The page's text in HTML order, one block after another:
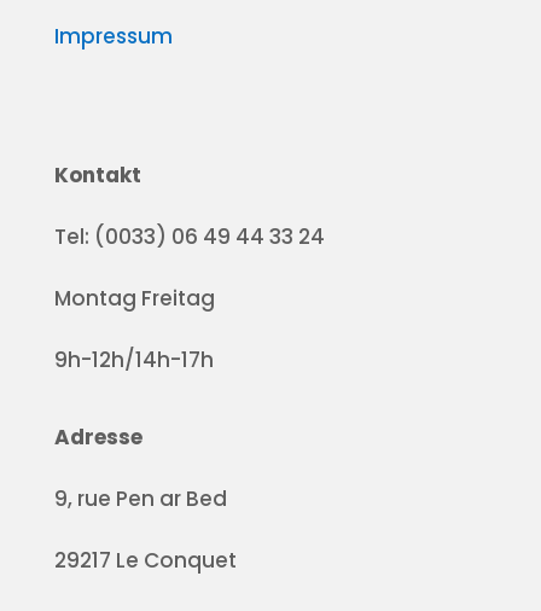
Impressum
Kontakt
Tel: (0033) 06 49 44 33 24
Montag Freitag
9h-12h/14h-17h
Adresse
9, rue Pen ar Bed
29217 Le Conquet